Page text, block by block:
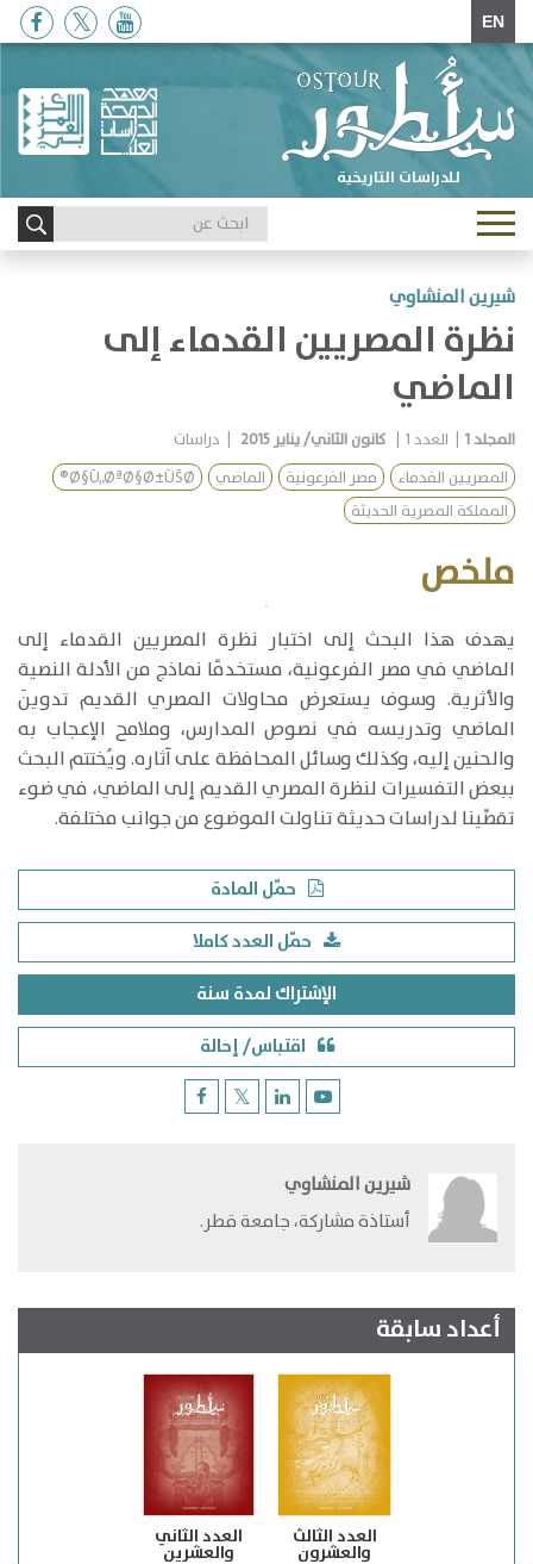
EN
للدراسات التاريخية
Toggle
navigation
شيرين المنشاوي
نظرة المصريين القدماء إلى
الماضي
المجلد1 العدد1 كانون الثاني/ يناير 2015
دراسات
المصريين القدماء
مصر الفرعونية الماضي
Ø§Ù„ØªØ§Ø±ÙŠØ®
المملكة المصرية الحديثة
ملخص
​يهدف هذا البحث إلى اختبار نظرة المصريين القدماء إلى
الماضي في مصر الفرعونية، مستخدمًا نماذج من الأدلة النصية
والأثرية. وسوف يستعرض محاولات المصري القديم تدوينَ
الماضي وتدريسه في نصوص المدارس، وملامح الإعجاب به
والحنين إليه، وكذلك وسائل المحافظة على آثاره. ويُختتم البحث
ببعض التفسيرات لنظرة المصري القديم إلى الماضي، في ضوء
تقصِّينا لدراسات حديثة تناولت الموضوع من جوانب مختلفة.
حمّل المادة
حمّل العدد كاملا
الإشتراك لمدة سنة
اقتباس/ إحالة
شيرين المنشاوي
​أستاذة مشاركة، جامعة قطر.
أعداد سابقة
العدد الثالث
والعشرون
العدد الثاني
والعشرين